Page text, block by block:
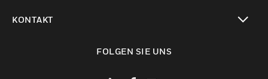
KONTAKT
FOLGEN SIE UNS